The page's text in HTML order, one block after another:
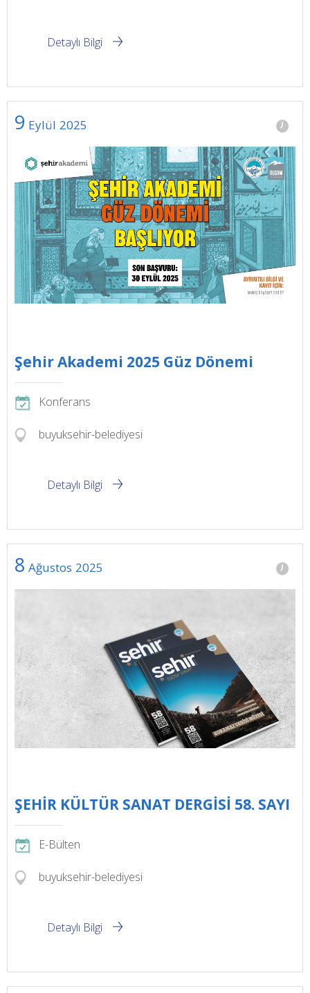
Detaylı Bilgi
9 Eylül 2025
Şehir Akademi 2025 Güz Dönemi
Konferans
buyuksehir-belediyesi
Detaylı Bilgi
8 Ağustos 2025
ŞEHİR KÜLTÜR SANAT DERGİSİ 58. SAYI
E-Bülten
buyuksehir-belediyesi
Detaylı Bilgi